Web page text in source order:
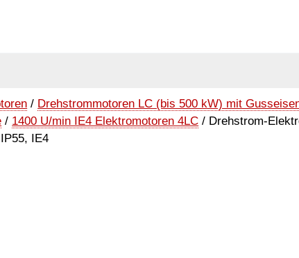
/ Drehstrommotoren LC (bis 500 kW) mit
/ 1400 U/min IE4 Elektromotoren 4LC / Drehstrom-
IE4